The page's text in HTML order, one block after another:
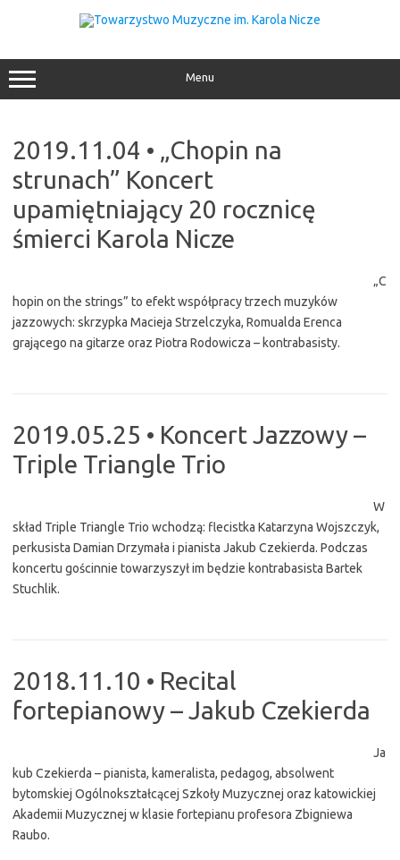
Menu
2019.11.04 • „Chopin na
strunach” Koncert
upamiętniający 20 rocznicę
śmierci Karola Nicze
„C
hopin on the strings” to efekt współpracy trzech muzyków
jazzowych: skrzypka Macieja Strzelczyka, Romualda Erenca
grającego na gitarze oraz Piotra Rodowicza – kontrabasisty.
2019.05.25 • Koncert Jazzowy –
Triple Triangle Trio
W
skład Triple Triangle Trio wchodzą: flecistka Katarzyna Wojszczyk,
perkusista Damian Drzymała i pianista Jakub Czekierda. Podczas
koncertu gościnnie towarzyszył im będzie kontrabasista Bartek
Stuchlik.
2018.11.10 • Recital
fortepianowy – Jakub Czekierda
Ja
kub Czekierda – pianista, kameralista, pedagog, absolwent
bytomskiej Ogólnokształcącej Szkoły Muzycznej oraz katowickiej
Akademii Muzycznej w klasie fortepianu profesora Zbigniewa
Raubo.